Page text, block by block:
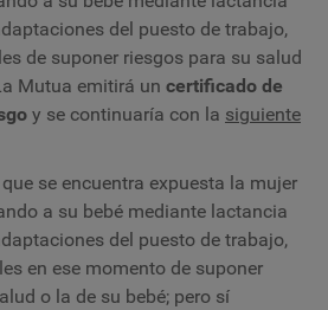
del puesto de trabajo,
de suponer riesgos para su salud
Mutua emitirá un certificado de
y se continuaría con la siguiente
se encuentra expuesta la mujer
a su bebé mediante lactancia
del puesto de trabajo,
en ese momento de suponer
o la de su bebé; pero sí